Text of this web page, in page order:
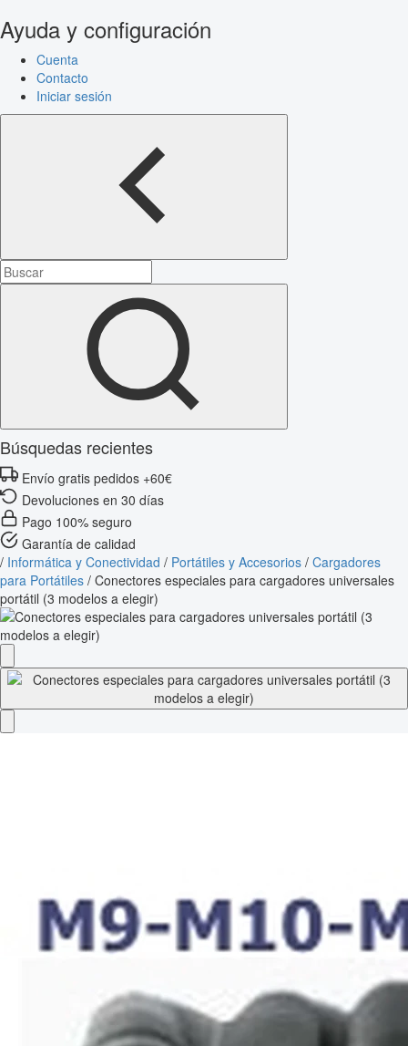
Ayuda y configuración
Cuenta
Contacto
Iniciar sesión
Búsquedas recientes
Envío gratis pedidos +60€
Devoluciones en 30 días
Pago 100% seguro
Garantía de calidad
/ Informática y Conectividad / Portátiles y Accesorios / Cargadores
para Portátiles / Conectores especiales para cargadores universales
portátil (3 modelos a elegir)